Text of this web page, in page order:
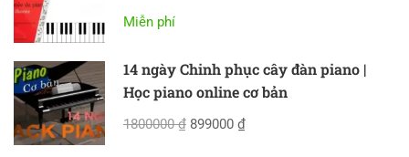
Miễn phí
14 ngày Chinh phục cây đàn piano |
Học piano online cơ bản
1800000 ₫ 899000 ₫